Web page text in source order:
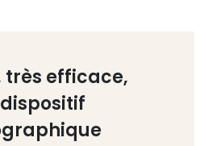
très efficace,